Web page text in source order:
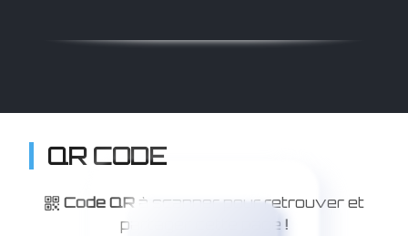
QR CODE
Code QR à scanner pour retrouver et
partager cette page !